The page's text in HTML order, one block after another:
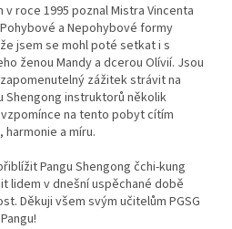
roce 1995 poznal Mistra Vincenta
a Nepohybové formy
jsem se mohl poté setkat i s
ženou Mandy a dcerou Olívií. Jsou
zážitek strávit na
Shengong instruktorů několik
na tento pobyt cítím
a míru.
Pangu Shengong čchi-kung
lidem v dnešní uspěchané době
Děkuji všem svým učitelům PGSG